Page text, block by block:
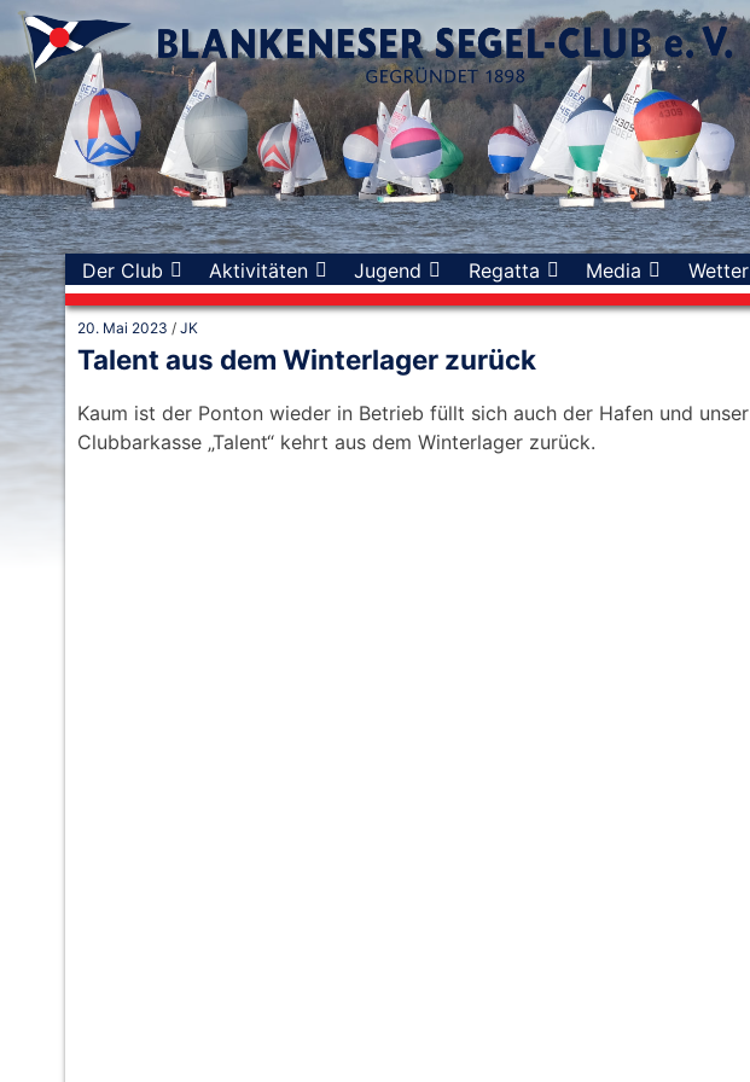
Skip
content
Der Club Aktivitäten Jugend Regatta Media Wetter
20. Mai 2023 / JK
Talent aus dem Winterlager zurück
Kaum ist der Ponton wieder in Betrieb füllt sich auch der Hafen und unser
Clubbarkasse „Talent“ kehrt aus dem Winterlager zurück.